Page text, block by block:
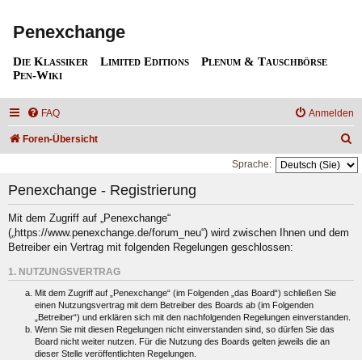
Penexchange
Die Klassiker Limited Editions
Plenum & Tauschbörse
Pen-Wiki
FAQ Anmelden
Foren-Übersicht
u
h
Sprache:
Penexchange - Registrierung
Mit dem Zugriff auf „Penexchange“
(„https://www.penexchange.de/forum_neu“) wird zwischen Ihnen und dem
Betreiber ein Vertrag mit folgenden Regelungen geschlossen:
1. NUTZUNGSVERTRAG
Mit dem Zugriff auf „Penexchange“ (im Folgenden „das Board“) schließen Sie
einen Nutzungsvertrag mit dem Betreiber des Boards ab (im Folgenden
„Betreiber“) und erklären sich mit den nachfolgenden Regelungen einverstanden.
Wenn Sie mit diesen Regelungen nicht einverstanden sind, so dürfen Sie das
Board nicht weiter nutzen. Für die Nutzung des Boards gelten jeweils die an
dieser Stelle veröffentlichten Regelungen.